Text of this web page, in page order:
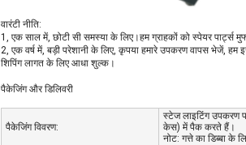
वारंटी नीति:
1, एक साल में, छोटी सी समस्या के लिए।हम ग्राहकों को स्पेयर पार्ट्स
2, एक वर्ष में, बड़ी परेशानी के लिए, कृपया हमारे उपकरण वापस भेजें,
शिपिंग लागत के लिए आधा शुल्क।
पैकेजिंग और डिलिवरी
पैकेजिंग विवरण:
स्टेज लाइटिंग उपकरण
केस) में पैक करते हैं।
नोट: गत्ते का डिब्बा